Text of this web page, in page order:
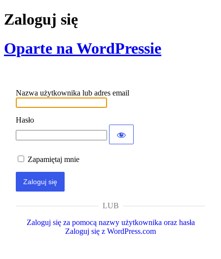
Zaloguj się
Oparte na WordPressie
Nazwa użytkownika lub adres email
Hasło
Zapamiętaj mnie
LUB
Zaloguj się za pomocą nazwy użytkownika oraz hasła
Zaloguj się z WordPress.com